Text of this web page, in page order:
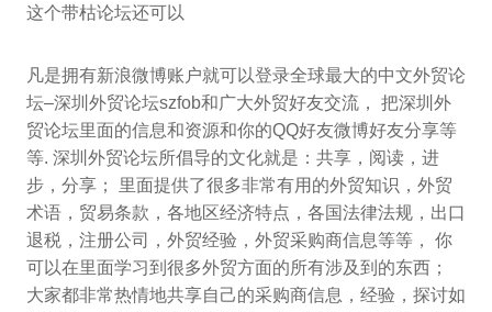
这个带枯论坛还可以
凡是拥有新浪微博账户就可以登录全球最大的中文外贸论
坛–深圳外贸论坛szfob和广大外贸好友交流， 把深圳外
贸论坛里面的信息和资源和你的QQ好友微博好友分享等
等. 深圳外贸论坛所倡导的文化就是：共享，阅读，进
步，分享； 里面提供了很多非常有用的外贸知识，外贸
术语，贸易条款，各地区经济特点，各国法律法规，出口
退税，注册公司，外贸经验，外贸采购商信息等等， 你
可以在里面学习到很多外贸方面的所有涉及到的东西；
大家都非常热情地共享自己的采购商信息，经验，探讨如